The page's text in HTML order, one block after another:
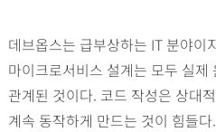
데브옵스는 급부상하는 IT 분야이
마이크로서비스 설계는 모두 실
관계된 것이다. 코드 작성은 상대
계속 동작하게 만드는 것이 힘들